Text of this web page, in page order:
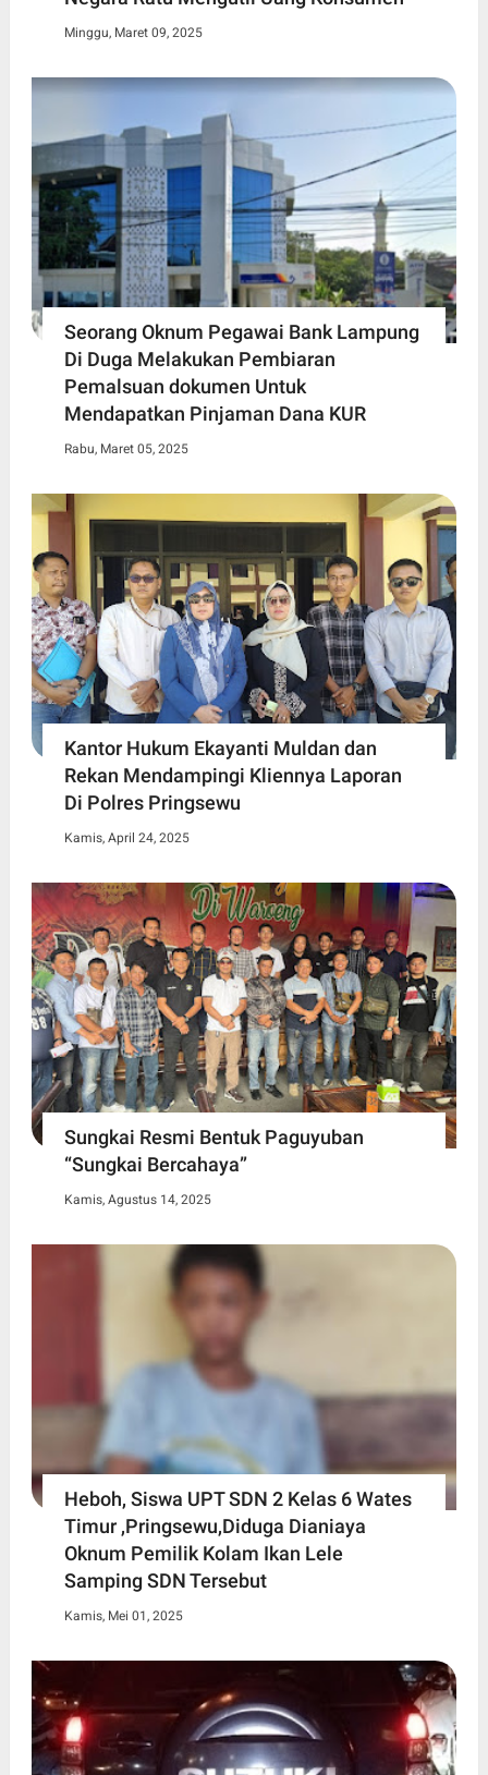
Minggu, Maret 09, 2025
Seorang Oknum Pegawai Bank Lampung
Di Duga Melakukan Pembiaran
Pemalsuan dokumen Untuk
Mendapatkan Pinjaman Dana KUR
Rabu, Maret 05, 2025
Kantor Hukum Ekayanti Muldan dan
Rekan Mendampingi Kliennya Laporan
Di Polres Pringsewu
Kamis, April 24, 2025
Sungkai Resmi Bentuk Paguyuban
“Sungkai Bercahaya”
Kamis, Agustus 14, 2025
Heboh, Siswa UPT SDN 2 Kelas 6 Wates
Timur ,Pringsewu,Diduga Dianiaya
Oknum Pemilik Kolam Ikan Lele
Samping SDN Tersebut
Kamis, Mei 01, 2025